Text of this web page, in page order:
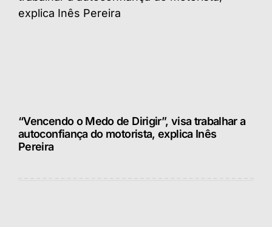
“Vencendo o Medo de Dirigir”, visa trabalhar a
autoconfiança do motorista, explica Inês
Pereira